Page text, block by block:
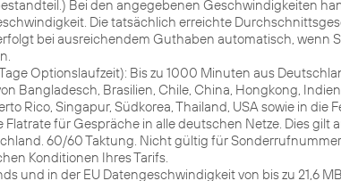
Bei den angegebenen Geschwindigkeiten
Die tatsächlich erreichte
bei ausreichendem Guthaben automatisch, wenn
Optionslaufzeit): Bis zu 1000 Minuten aus
Bangladesch, Brasilien, Chile, China, Hongkong,
Rico, Singapur, Südkorea, Thailand, USA sowie in die
Flatrate für Gespräche in alle deutschen Netze. Dies
60/60 Taktung. Nicht gültig für
Konditionen Ihres Tarifs.
und in der EU Datengeschwindigkeit von bis zu 21,6